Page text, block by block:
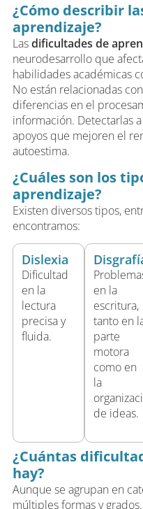
¿Cómo describir
aprendizaje?
Lasdificultades de
neurodesarrollo que
habilidades académicas
No están relacionadas
diferencias en el
información. Detectarlas
apoyos que mejoren el
autoestima.
¿Cuáles son los
aprendizaje?
Existen diversos tipos,
encontramos:
Dislexia
Dificultad
en la
lectura
precisa y
fluida.
en la
escritura,
tanto en
parte
motora
como en
la
de ideas.
¿Cuántas
hay?
Aunque se agrupan en
múltiples formas y